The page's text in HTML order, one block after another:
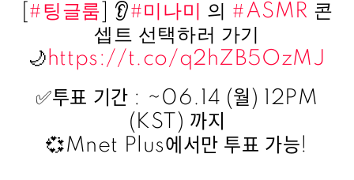
#팅글룸 ] 👂#미나미 의 #ASMR 콘
셉트 선택하러 가기
🌙 https://t.co/q2hZB5OzMJ
✅투표 기간 : ~06.14 (월) 12PM
(KST) 까지
💞Mnet Plus에서만 투표 가능!